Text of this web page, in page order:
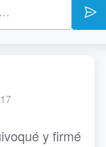
y firmé